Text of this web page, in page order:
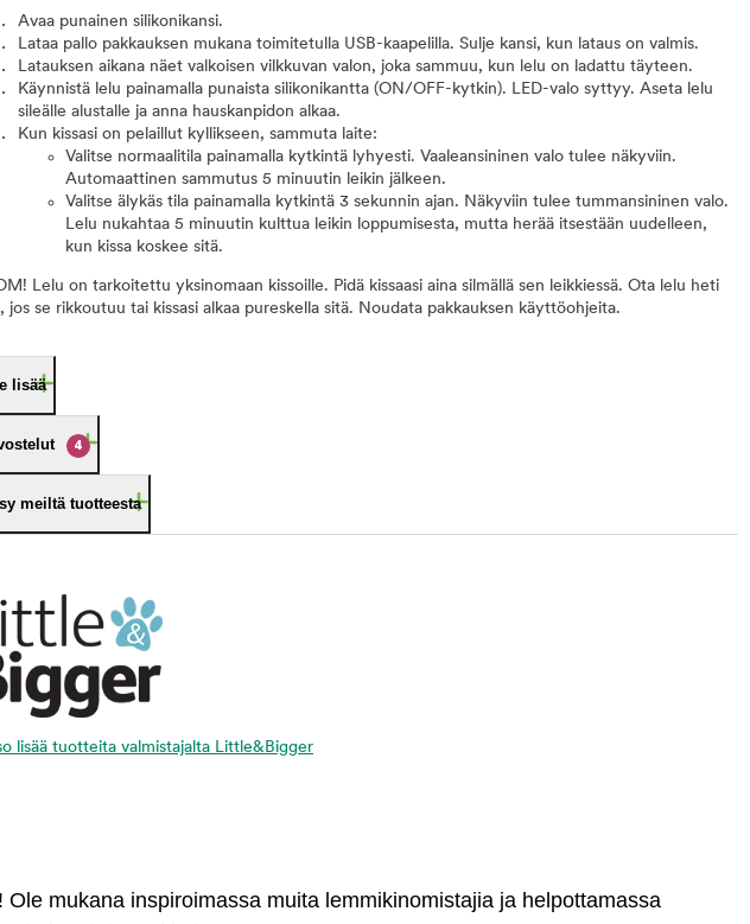
Avaa punainen silikonikansi.
Lataa pallo pakkauksen mukana toimitetulla USB-kaapelilla. Sulje kansi, kun lataus on valmis.
Latauksen aikana näet valkoisen vilkkuvan valon, joka sammuu, kun lelu on ladattu täyteen.
Käynnistä lelu painamalla punaista silikonikantta (ON/OFF-kytkin). LED-valo syttyy. Aseta lelu
sileälle alustalle ja anna hauskanpidon alkaa.
Kun kissasi on pelaillut kyllikseen, sammuta laite:
Valitse normaalitila painamalla kytkintä lyhyesti. Vaaleansininen valo tulee näkyviin.
Automaattinen sammutus 5 minuutin leikin jälkeen.
Valitse älykäs tila painamalla kytkintä 3 sekunnin ajan. Näkyviin tulee tummansininen valo.
Lelu nukahtaa 5 minuutin kulttua leikin loppumisesta, mutta herää itsestään uudelleen,
kun kissa koskee sitä.
Lelu on tarkoitettu yksinomaan kissoille. Pidä kissaasi aina silmällä sen leikkiessä. Ota lelu heti
jos se rikkoutuu tai kissasi alkaa pureskella sitä. Noudata pakkauksen käyttöohjeita.
lisää
4
meiltä tuotteesta
lisää tuotteita valmistajalta Little&Bigger
mukana inspiroimassa muita lemmikinomistajia ja helpottamassa